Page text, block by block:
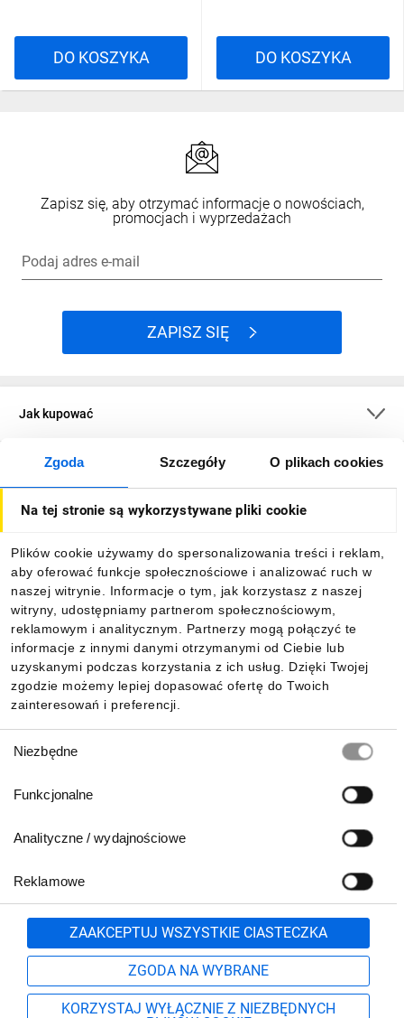
Zgoda Szczegóły O plikach cookies
Na tej stronie są wykorzystywane pliki cookie
Plików cookie używamy do spersonalizowania treści i reklam,
aby oferować funkcje społecznościowe i analizować ruch w
naszej witrynie. Informacje o tym, jak korzystasz z naszej
witryny, udostępniamy partnerom społecznościowym,
reklamowym i analitycznym. Partnerzy mogą połączyć te
informacje z innymi danymi otrzymanymi od Ciebie lub
uzyskanymi podczas korzystania z ich usług. Dzięki Twojej
zgodzie możemy lepiej dopasować ofertę do Twoich
zainteresowań i preferencji.
zgody
Niezbędne
Funkcjonalne
Analityczne / wydajnościowe
Reklamowe
ZAAKCEPTUJ WSZYSTKIE CIASTECZKA
ZGODA NA WYBRANE
KORZYSTAJ WYŁĄCZNIE Z NIEZBĘDNYCH
DO KOSZYKA DO KOSZYKA
Zapisz się, aby otrzymać informacje o nowościach,
promocjach i wyprzedażach
Podaj adres e-mail
ZAPISZ SIĘ
Jak kupować
O firmie
Informacje
Pobierz naszą aplikację mobilną:
801 500 700 lub
71 37 61 600
Formularz kontaktowy